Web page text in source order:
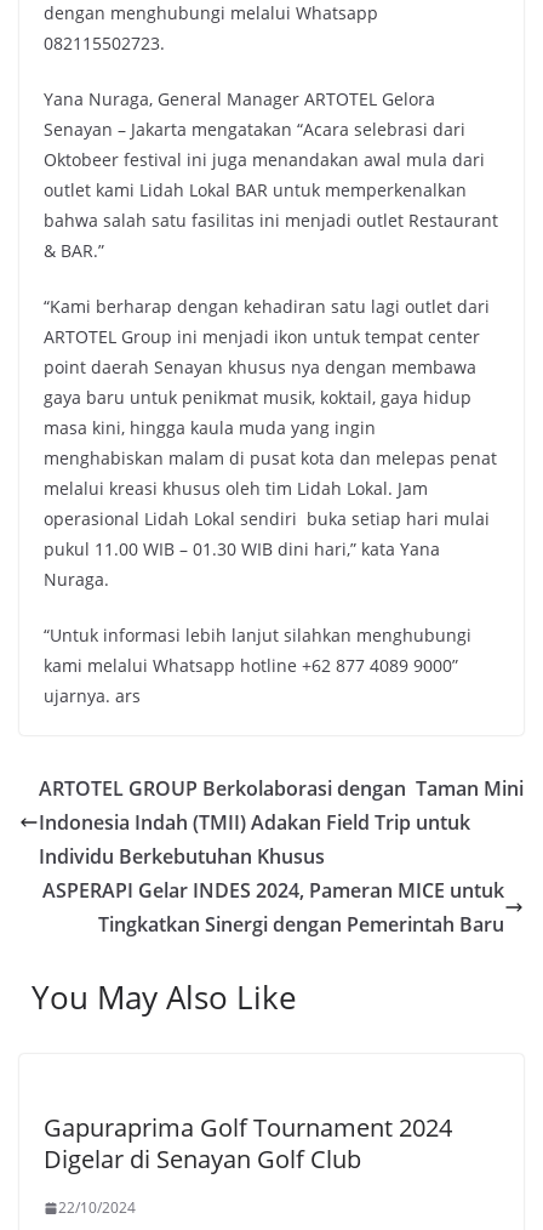
dengan menghubungi melalui Whatsapp
082115502723.
Yana Nuraga, General Manager ARTOTEL Gelora
Senayan – Jakarta mengatakan “Acara selebrasi dari
Oktobeer festival ini juga menandakan awal mula dari
outlet kami Lidah Lokal BAR untuk memperkenalkan
bahwa salah satu fasilitas ini menjadi outlet Restaurant
& BAR.”
“Kami berharap dengan kehadiran satu lagi outlet dari
ARTOTEL Group ini menjadi ikon untuk tempat center
point daerah Senayan khusus nya dengan membawa
gaya baru untuk penikmat musik, koktail, gaya hidup
masa kini, hingga kaula muda yang ingin
menghabiskan malam di pusat kota dan melepas penat
melalui kreasi khusus oleh tim Lidah Lokal. Jam
operasional Lidah Lokal sendiri buka setiap hari mulai
pukul 11.00 WIB – 01.30 WIB dini hari,” kata Yana
Nuraga.
“Untuk informasi lebih lanjut silahkan menghubungi
kami melalui Whatsapp hotline +62 877 4089 9000”
ujarnya. ars
ARTOTEL GROUP Berkolaborasi dengan Taman Mini
Indonesia Indah (TMII) Adakan Field Trip untuk
Individu Berkebutuhan Khusus
ASPERAPI Gelar INDES 2024, Pameran MICE untuk
Tingkatkan Sinergi dengan Pemerintah Baru
You May Also Like
Gapuraprima Golf Tournament 2024
Digelar di Senayan Golf Club
22/10/2024